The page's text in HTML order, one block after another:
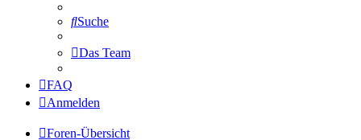
Suche
Das Team
FAQ
Anmelden
Foren-Übersicht